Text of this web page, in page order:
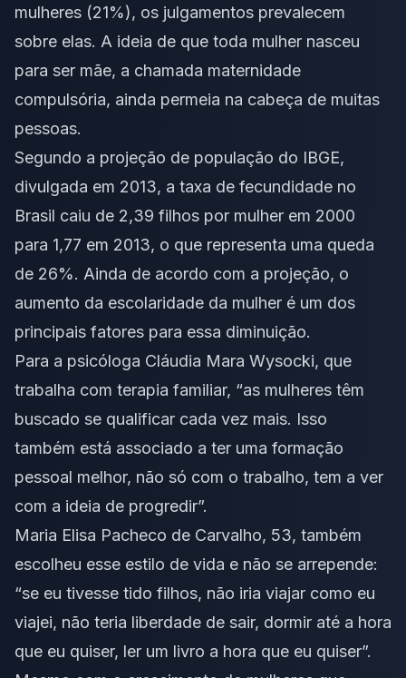
mulheres (21%), os julgamentos prevalecem
sobre elas. A ideia de que toda mulher nasceu
para ser mãe, a chamada maternidade
compulsória, ainda permeia na cabeça de muitas
pessoas.
Segundo a projeção de população do IBGE,
divulgada em 2013, a taxa de fecundidade no
Brasil caiu de 2,39 filhos por mulher em 2000
para 1,77 em 2013, o que representa uma queda
de 26%. Ainda de acordo com a projeção, o
aumento da escolaridade da mulher é um dos
principais fatores para essa diminuição.
Para a psicóloga Cláudia Mara Wysocki, que
trabalha com terapia familiar, “as mulheres têm
buscado se qualificar cada vez mais. Isso
também está associado a ter uma formação
pessoal melhor, não só com o trabalho, tem a ver
com a ideia de progredir”.
Maria Elisa Pacheco de Carvalho, 53, também
escolheu esse estilo de vida e não se arrepende:
“se eu tivesse tido filhos, não iria viajar como eu
viajei, não teria liberdade de sair, dormir até a hora
que eu quiser, ler um livro a hora que eu quiser”.